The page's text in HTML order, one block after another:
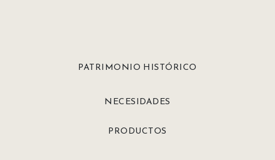
PATRIMONIO HISTÓRICO
NECESIDADES
PRODUCTOS